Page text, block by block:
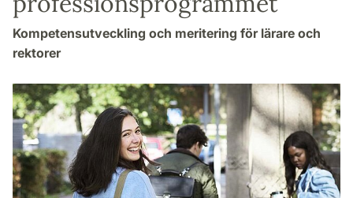
Kompetensutveckling och meritering för lärare och
rektorer